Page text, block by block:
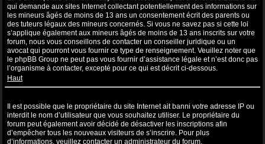
qui demande aux sites Internet collectant potentiellement des informations sur
les mineurs âgés de moins de 13 ans un consentement écrit des parents ou
des tuteurs légaux des mineurs concernés. Si vous ne savez pas si cette loi
s’applique également aux mineurs âgés de moins de 13 ans inscrits sur votre
forum, nous vous conseillons de contacter un conseiller juridique ou un
avocat qui pourront vous fournir ce type de renseignement. Veuillez noter que
le phpBB Group ne peut pas vous fournir d’assistance légale et n’est donc pas
l’organisme à contacter, excepté pour ce qui est décrit ci-dessous.
Haut
Il est possible que le propriétaire du site Internet ait banni votre adresse IP ou
interdit le nom d’utilisateur que vous souhaitez utiliser. Le propriétaire du
forum peut également avoir décidé de désactiver les inscriptions afin
d’empêcher tous les nouveaux visiteurs de s’inscrire. Pour plus
d’informations, veuillez contacter un administrateur du forum.